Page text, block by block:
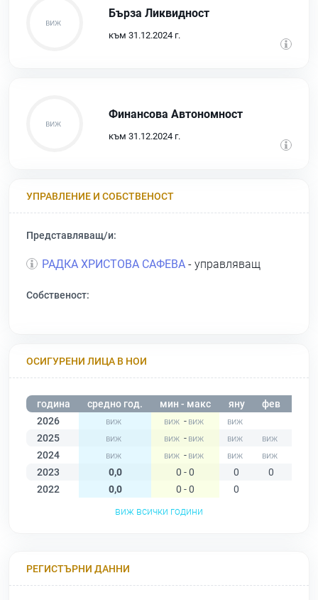
Бърза Ликвидност
към 31.12.2024 г.
Финансова Автономност
към 31.12.2024 г.
УПРАВЛЕНИЕ И СОБСТВЕНОСТ
Представляващ/и:
РАДКА ХРИСТОВА САФЕВА - управляващ
Собственост:
ОСИГУРЕНИ ЛИЦА В НОИ
година средно год. мин - макс яну фев
2026
-
2025
-
2024
-
2023
0,0 0 - 0 0
0
2022
0,0 0 - 0 0
виж всички години
РЕГИСТЪРНИ ДАННИ